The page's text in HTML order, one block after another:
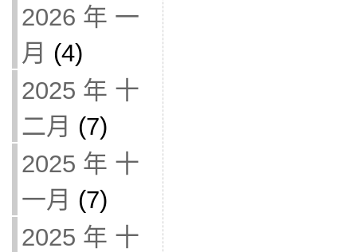
2026 年 一
月 (4)
2025 年 十
二月 (7)
2025 年 十
一月 (7)
2025 年 十